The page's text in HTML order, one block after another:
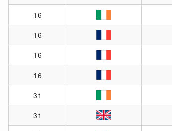
16
16
16
16
31
31